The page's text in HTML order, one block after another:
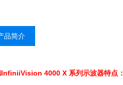
品简介
InfiniiVision 4000 X 系列示波器特点：